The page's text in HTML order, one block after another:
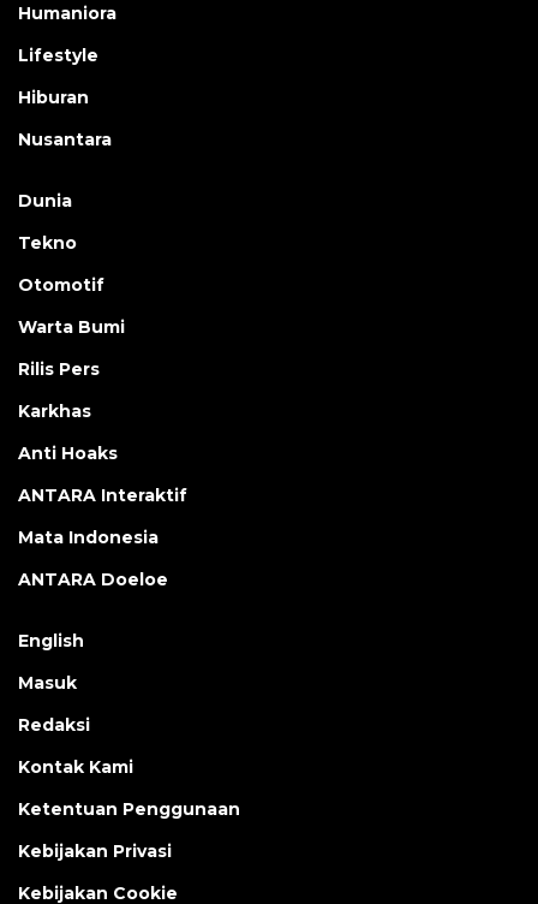
Humaniora
Lifestyle
Hiburan
Nusantara
Dunia
Tekno
Otomotif
Warta Bumi
Rilis Pers
Karkhas
Anti Hoaks
ANTARA Interaktif
Mata Indonesia
ANTARA Doeloe
English
Masuk
Redaksi
Kontak Kami
Ketentuan Penggunaan
Kebijakan Privasi
Kebijakan Cookie